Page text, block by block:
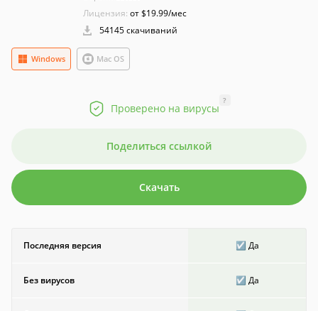
Лицензия: от $19.99/мес
54145 скачиваний
Windows Mac OS
Проверено на вирусы
?
Поделиться ссылкой
Скачать
Последняя версия ☑️ Да
Без вирусов ☑️ Да